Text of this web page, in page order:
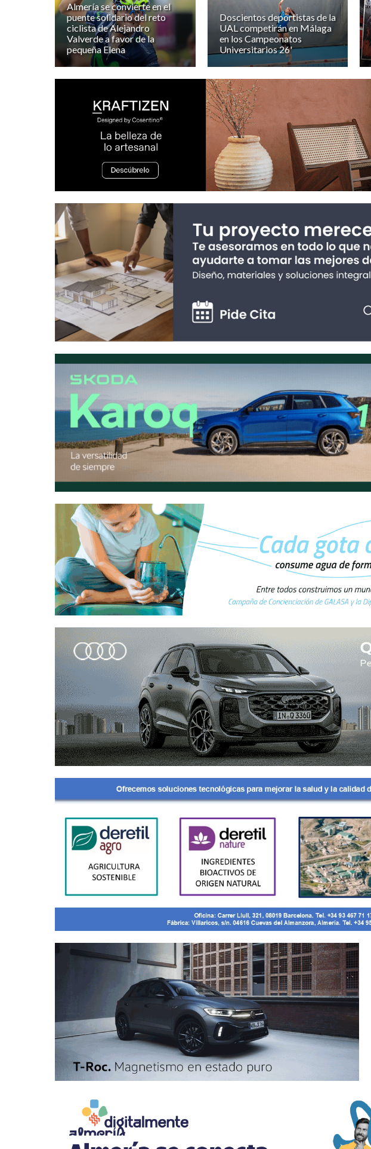
Almería se convierte en el
puente solidario del reto
ciclista de Alejandro
Valverde a favor de la
pequeña Elena
Doscientos deportistas de la
UAL competirán en Málaga
en los Campeonatos
Universitarios 26'